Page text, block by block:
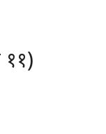
११)